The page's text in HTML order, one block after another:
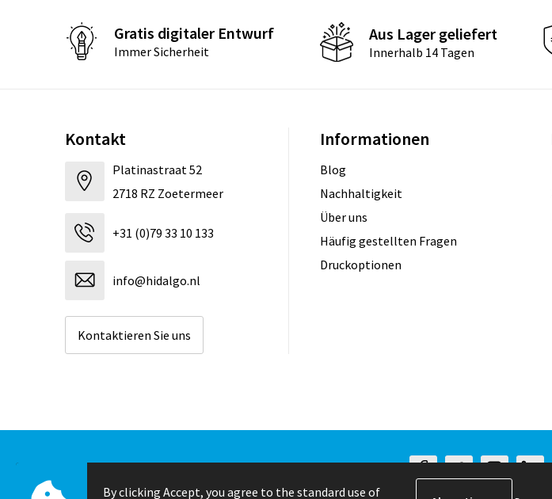
Gratis digitaler Entwurf
Immer Sicherheit
Aus Lager geliefert
Innerhalb 14 Tagen
Kontakt
Platinastraat 52
2718 RZ Zoetermeer
+31 (0)79 33 10 133
info@hidalgo.nl
Kontaktieren Sie uns
Informationen
Blog
Nachhaltigkeit
Über uns
Häufig gestellten Fragen
Druckoptionen
By clicking Accept, you agree to the standard use of